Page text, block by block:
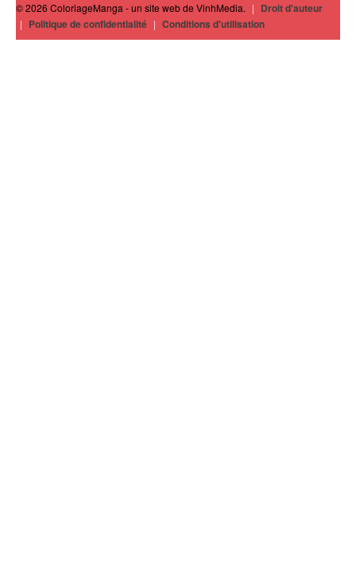
© 2026 ColoriageManga - un site web de VinhMedia. | Droit d'auteur
| Politique de confidentialité | Conditions d'utilisation